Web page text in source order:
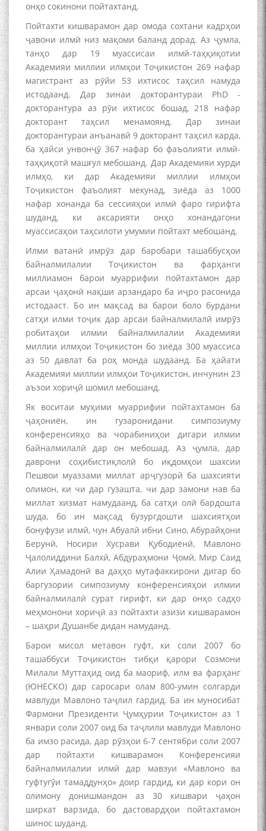
онҳо сокинони пойтахтанд.
Пойтахти кишварамон дар омода сохтани кадрҳои
ҷавони илмӣ низ мақоми баланд дорад. Аз ҷумла,
танҳо дар 19 муассисаи илмӣ-таҳқиқотии
Академияи миллии илмҳои Тоҷикистон 269 нафар
магистрант аз рӯйи 53 ихтисос таҳсил намуда
истодаанд. Дар зинаи докторантураи PhD -
докторантура аз рӯи ихтисос бошад, 218 нафар
докторант таҳсил менамоянд. Дар зинаи
докторантураи анъанавӣ 9 докторант таҳсил карда,
ба ҳайси унвонҷӯ 367 нафар бо фаъолияти илмӣ-
таҳқиқотӣ машғул мебошанд. Дар Академияи хурди
илмҳо, ки дар Академияи миллии илмҳои
Тоҷикистон фаъолият мекунад, зиёда аз 1000
нафар хонанда ба сессияҳои илмӣ фаро гирифта
шуданд, ки аксарияти онҳо хонандагони
муассисаҳои таҳсилоти умумии пойтахт мебошанд.
Илми ватанӣ имрӯз дар баробари ташаббусҳои
байналмилалии Тоҷикистон ва фарҳанги
миллиамон барои муаррифии пойтахтамон дар
арсаи ҷаҳонӣ нақши арзандаро ба иҷро расонида
истодааст. Бо ин мақсад ва барои боло бурдани
сатҳи илми тоҷик дар арсаи байналмилалӣ имрӯз
робитаҳои илмии байналмилалии Академияи
миллии илмҳои Тоҷикистон бо зиёда 300 муассиса
аз 50 давлат ба роҳ монда шудаанд. Ба ҳайати
Академияи миллии илмҳои Тоҷикистон, инчунин 23
аъзои хориҷӣ шомил мебошанд.
Як воситаи муҳими муаррифии пойтахтамон ба
ҷаҳониён, ин гузаронидани симпозиуму
конференсияҳо ва чорабиниҳои дигари илмии
байналмилалӣ дар он мебошад. Аз ҷумла, дар
даврони соҳибистиқлолӣ бо иқдомҳои шахсии
Пешвои муаззами миллат арҷгузорӣ ба шахсияти
олимон, ки чи дар гузашта, чи дар замони нав ба
миллат хизмат намудаанд, ба сатҳи олӣ бардошта
шуда, бо ин мақсад бузургдошти шахсиятҳои
бонуфузи илмӣ, чун Абуалӣ ибни Сино, Абурайҳони
Берунӣ, Носири Хусрави Қубодиёнӣ, Мавлоно
Ҷалолиддини Балхӣ, Абдураҳмони Ҷомӣ, Мир Саид
Алии Ҳамадонӣ ва даҳҳо мутафаккирони дигар бо
баргузории симпозиуму конференсияҳои илмии
байналмилалӣ сурат гирифт, ки дар онҳо садҳо
меҳмонони хориҷӣ аз пойтахти азизи кишварамон
– шаҳри Душанбе дидан намуданд.
Барои мисол метавон гуфт, ки соли 2007 бо
ташаббуси Тоҷикистон тибқи қарори Созмони
Милали Муттаҳид оид ба маориф, илм ва фарҳанг
(ЮНЕСКО) дар саросари олам 800-умин солгарди
мавлуди Мавлоно таҷлил гардид. Ба ин муносибат
Фармони Президенти Ҷумҳурии Тоҷикистон аз 1
январи соли 2007 оид ба таҷлили мавлуди Мавлоно
ба имзо расида, дар рӯзҳои 6-7 сентябри соли 2007
дар пойтахти кишварамон Конференсияи
байналмилалии илмӣ дар мавзуи «Мавлоно ва
гуфтугӯи тамаддунҳо» доир гардид, ки дар кори он
олимону донишмандон аз 30 кишвари ҷаҳон
ширкат варзида, бо дастовардҳои пойтахтамон
шинос шуданд.
БА МУНОСИБАТИ
БУЗУРГДОШТИ РӮЗИ РӮДАКӢ
Дар Академияи миллии
илмҳои Тоҷикистон бахшида
ба 100-солагии мунаққиду
адабиётшинос Соҳиб
Табаров ҳамоиши илмӣ-
назариявӣ баргузор гардид.
МАВЛОНО ҶАЛОЛИДДИНИ
МУТАФАККИР ВА ОРИФИ
ЗАБОНУ АДАБИ ТОҶИК
به عبارت دیگر: گفتگو با مومن
قناعت Mumin Qanoat